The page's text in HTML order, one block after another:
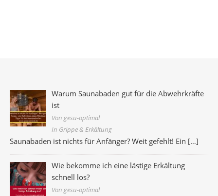
Warum Saunabaden gut für die Abwehrkräfte
ist
Von gesu-optimal
In Grippe & Erkältung
Saunabaden ist nichts für Anfänger? Weit gefehlt! Ein […]
Wie bekomme ich eine lästige Erkältung
schnell los?
Von gesu-optimal